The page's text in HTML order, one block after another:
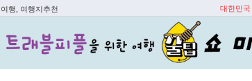
행, 여행지추천 대한민국